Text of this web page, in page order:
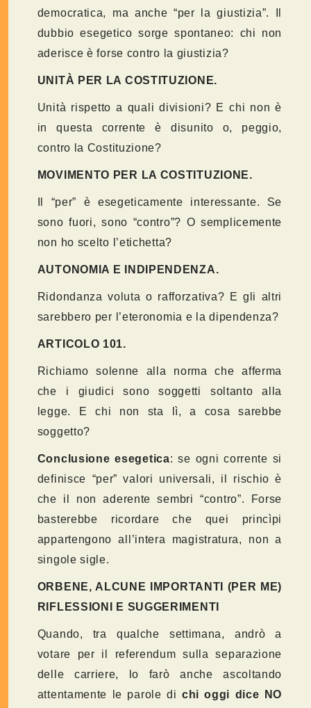
democratica, ma anche “per la giustizia”. Il
dubbio esegetico sorge spontaneo: chi non
aderisce è forse contro la giustizia?
UNITÀ PER LA COSTITUZIONE.
Unità rispetto a quali divisioni? E chi non è
in questa corrente è disunito o, peggio,
contro la Costituzione?
MOVIMENTO PER LA COSTITUZIONE.
Il “per” è esegeticamente interessante. Se
sono fuori, sono “contro”? O semplicemente
non ho scelto l’etichetta?
AUTONOMIA E INDIPENDENZA.
Ridondanza voluta o rafforzativa? E gli altri
sarebbero per l’eteronomia e la dipendenza?
ARTICOLO 101.
Richiamo solenne alla norma che afferma
che i giudici sono soggetti soltanto alla
legge. E chi non sta lì, a cosa sarebbe
soggetto?
Conclusione esegetica: se ogni corrente si
definisce “per” valori universali, il rischio è
che il non aderente sembri “contro”. Forse
basterebbe ricordare che quei princìpi
appartengono all’intera magistratura, non a
singole sigle.
ORBENE, ALCUNE IMPORTANTI (PER ME)
RIFLESSIONI E SUGGERIMENTI
Quando, tra qualche settimana, andrò a
votare per il referendum sulla separazione
delle carriere, lo farò anche ascoltando
attentamente le parole di chi oggi dice NO